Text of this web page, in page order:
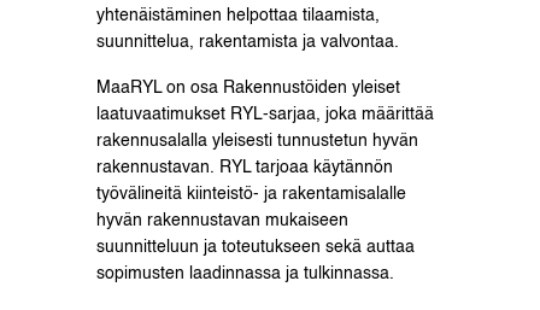
yhtenäistäminen helpottaa tilaamista,
suunnittelua, rakentamista ja valvontaa.
MaaRYL on osa Rakennustöiden yleiset
laatuvaatimukset RYL-sarjaa, joka määrittää
rakennusalalla yleisesti tunnustetun hyvän
rakennustavan. RYL tarjoaa käytännön
työvälineitä kiinteistö- ja rakentamisalalle
hyvän rakennustavan mukaiseen
suunnitteluun ja toteutukseen sekä auttaa
sopimusten laadinnassa ja tulkinnassa.